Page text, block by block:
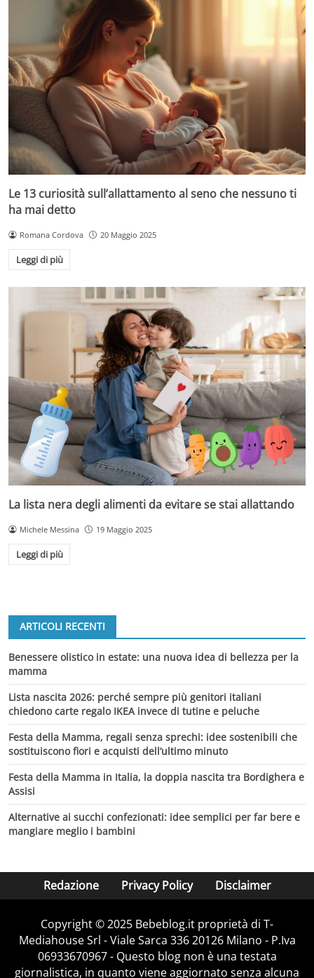
Le 13 curiosità sull’allattamento al seno che nessuno ti
ha mai detto
Romana Cordova 20 Maggio 2025
Leggi di più
La lista nera degli alimenti da evitare se stai allattando
Michele Messina 19 Maggio 2025
Leggi di più
ARTICOLI RECENTI
Benessere olistico in estate: una nuova idea di bellezza per la
mamma
Lista nascita 2026: perché sempre più genitori italiani
chiedono carte regalo IKEA invece di tutine e peluche
Festa della Mamma, regali senza sprechi: idee sostenibili che
sostituiscono fiori e acquisti dell’ultimo minuto
Festa della Mamma in Italia, la doppia nascita tra Bordighera e
Assisi
Alternative ai succhi confezionati: idee semplici per far bere e
mangiare meglio i bambini
Redazione Privacy Policy Disclaimer
Copyright © 2025 Bebeblog.it proprietà di T-
Mediahouse Srl - Viale Sarca 336 20126 Milano - P.Iva
06933670967 - Questo blog non è una testata
giornalistica, in quanto viene aggiornato senza alcuna